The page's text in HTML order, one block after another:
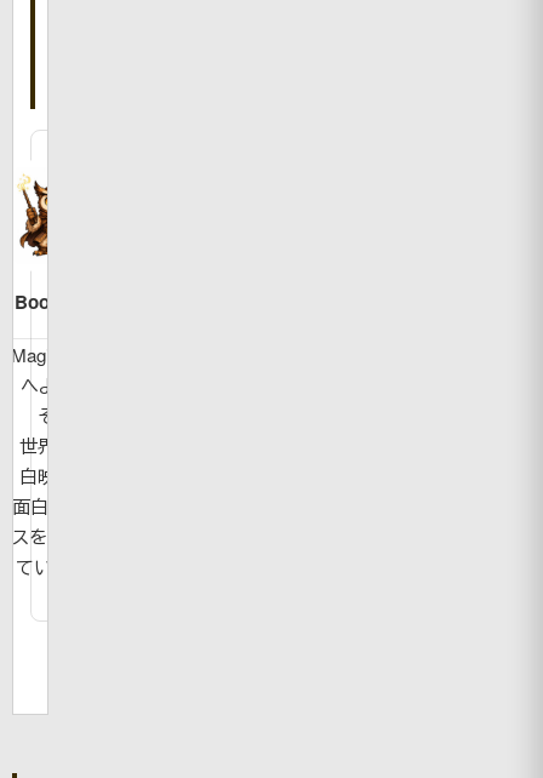
Bookman
MagicBook
へようこ
そ！
世界の面
白映像や
面白ニュー
スを紹介し
ています。